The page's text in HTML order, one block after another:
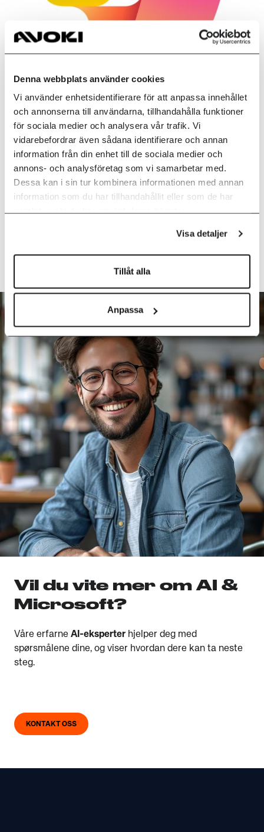
Denna webbplats använder cookies
Vi använder enhetsidentifierare för att anpassa innehållet
och annonserna till användarna, tillhandahålla funktioner
för sociala medier och analysera vår trafik. Vi
vidarebefordrar även sådana identifierare och annan
information från din enhet till de sociala medier och
annons- och analysföretag som vi samarbetar med.
Dessa kan i sin tur kombinera informationen med annan
information som du har tillhandahållit eller som de har
samlat in när du har använt deras tjänster.
Visa detaljer
Tillåt alla
Anpassa
Er du nysgjerrig på
Microsoft Copilot?
Copilot for Microsoft 365 er en AI-drevet assistent
Vil du vite mer omAI &
Microsoft?
Våre erfarne AI-eksperter hjelper deg med
spørsmålene dine, og viser hvordan dere kan ta neste
steg.
KONTAKT OSS